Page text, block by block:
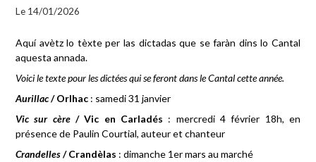
Le 14/01/2026
Aquí avètz lo tèxte per las dictadas que se faràn dins lo Cantal
aquesta annada.
Voici le texte pour les dictées qui se feront dans le Cantal cette année.
Aurillac/ Orlhac : samedi 31 janvier
Vic sur cère/ Vic en Carladés : mercredi 4 février 18h, en
présence de Paulin Courtial, auteur et chanteur
Crandelles/ Crandèlas : dimanche 1er mars au marché